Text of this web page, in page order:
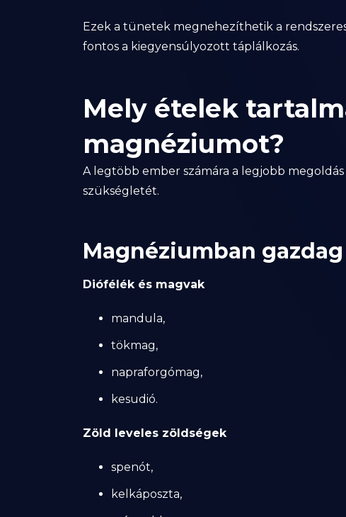
Ezek a tünetek megnehezíthetik a
fontos a kiegyensúlyozott táplálkozás.
Mely ételek
magnéziumot?
A legtöbb ember számára a legjobb
szükségletét.
Magnéziumban
Diófélék és magvak
mandula,
tökmag,
napraforgómag,
kesudió.
Zöld leveles zöldségek
spenót,
kelkáposzta,